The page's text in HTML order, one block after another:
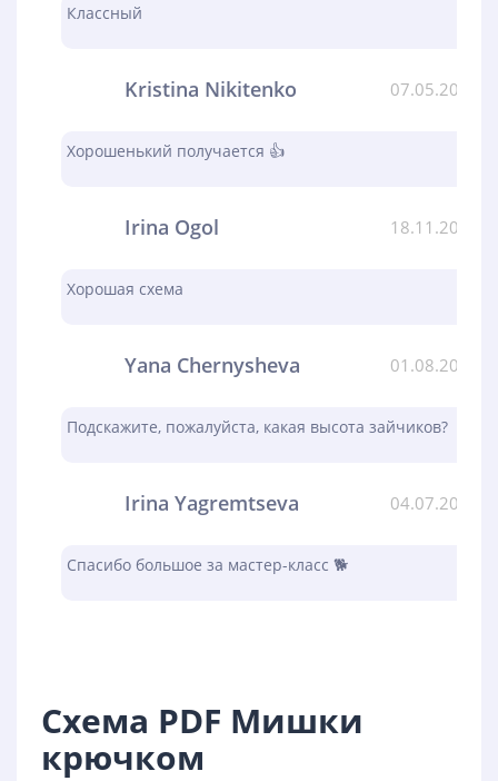
Классный
Kristina Nikitenko 07.05.2024
Хорошенький получается 👍
Irina Ogol 18.11.2023
Хорошая схема
Yana Chernysheva 01.08.2023
Подскажите, пожалуйста, какая высота зайчиков?
Irina Yagremtseva 04.07.2023
Спасибо большое за мастер-класс 🐕
Схема PDF Мишки
крючком